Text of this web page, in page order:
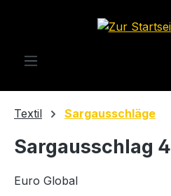
Zum Hauptinhalt springen
Textil Sargausschläge
Sargausschlag 4
Euro Global